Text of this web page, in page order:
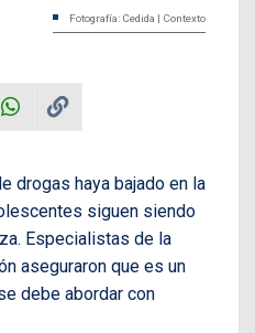
Fotografía: Cedida | Contexto
drogas haya bajado en la
siguen siendo
Especialistas de la
aseguraron que es un
debe abordar con